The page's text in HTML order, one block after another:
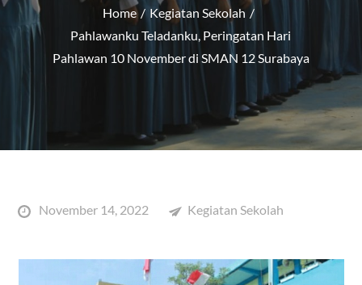
Home
Kegiatan Sekolah
Pahlawanku Teladanku, Peringatan Hari
Pahlawan 10 November di SMAN 12 Surabaya
PostedNovember 14, 2022 Kegiatan Sekolah